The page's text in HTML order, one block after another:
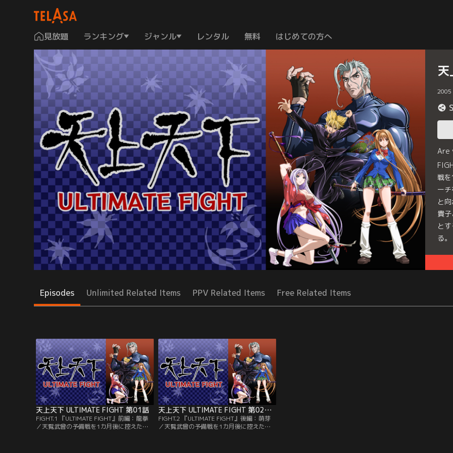
見放題 ランキング ジャンル レンタル 無料 はじめての方へ
2005
Are
戦
ー
と
貴
と
る。
Episodes Unlimited Related Items PPV Related Items Free Related Items
天上天下 ULTIMATE FIGHT 第01話
FIGHT.1 『ULTIMATE FIGHT』前編：龍拳
／天覧武曾の予備戦を1カ月後に控えた柔
天上天下 ULTIMATE FIGHT 第02話（最終話）
FIGHT.2 『ULTIMATE FIGHT』後編：萌芽
／天覧武曾の予備戦を1カ月後に控えた柔